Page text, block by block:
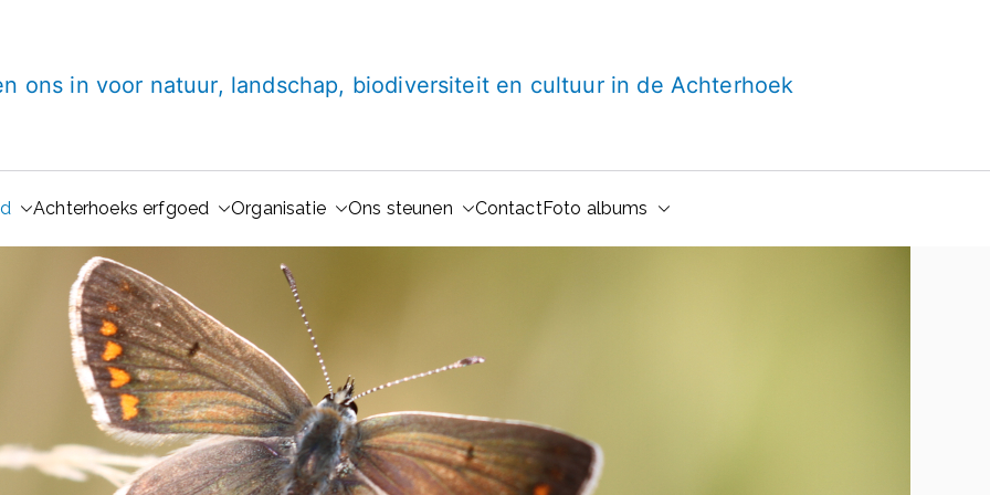
Stichting
ons in voor natuur, landschap, biodiversiteit en cultuur in de Achterhoek
Achterhoeks erfgoed Organisatie Ons steunen ContactFoto albums